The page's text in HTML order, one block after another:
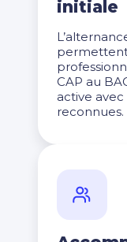
initiale
CAP au
active
reconnues.